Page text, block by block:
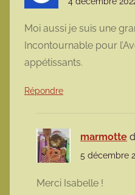
Moi aussi je suis une
Incontournable pour
appétissants.
Répondre
marmotte
5 décembre
Merci Isabelle !